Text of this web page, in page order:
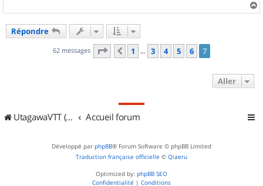
a
Répondre
62 messages Page 7sur 7
Précédent
1 … 3 4 5 6 7
Aller
UtagawaVTT (Randos VTT et VTTAE avec traces GPS) Accueil forum
Développé par phpBB® Forum Software © phpBB Limited
Traduction française officielle © Qiaeru
Optimized by: phpBB SEO
Confidentialité | Conditions